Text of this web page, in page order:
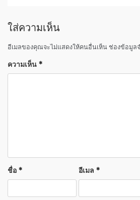
รื่
อ
ง
ใส่ความเห็น
อีเมลของคุณจะไม่แสดงให้คนอื่นเห็น ช่องข้อมูล
ความเห็น *
ชื่อ * อีเมล*